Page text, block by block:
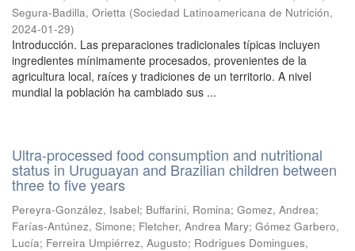
Segura-Badilla, Orietta (Sociedad Latinoamericana de Nutrición,
2024-01-29)
Introducción. Las preparaciones tradicionales típicas incluyen
ingredientes mínimamente procesados, provenientes de la
agricultura local, raíces y tradiciones de un territorio. A nivel
mundial la población ha cambiado sus ...
Ultra-processed food consumption and nutritional
status in Uruguayan and Brazilian children between
three to five years
Pereyra-González, Isabel; Buffarini, Romina; Gomez, Andrea;
Farías-Antúnez, Simone; Fletcher, Andrea Mary; Gómez Garbero,
Lucía; Ferreira Umpiérrez, Augusto; Rodrigues Domingues,